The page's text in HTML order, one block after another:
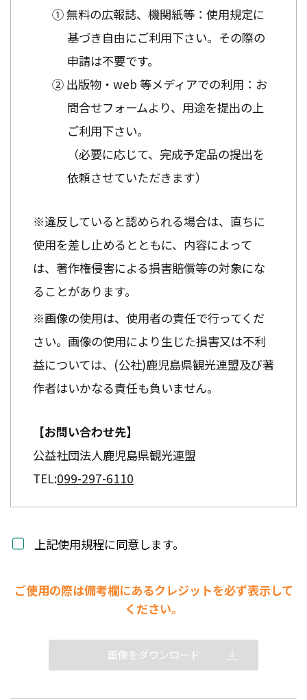
① 無料の広報誌、機関紙等：使用規定に
基づき自由にご利用下さい。その際の
申請は不要です。
② 出版物・web 等メディアでの利用：お
問合せフォームより、用途を提出の上
ご利用下さい。
（必要に応じて、完成予定品の提出を
依頼させていただきます）
※違反していると認められる場合は、直ちに
使用を差し止めるとともに、内容によって
は、著作権侵害による損害賠償等の対象にな
ることがあります。
※画像の使用は、使用者の責任で行ってくだ
さい。画像の使用により生じた損害又は不利
益については、(公社)鹿児島県観光連盟及び著
作者はいかなる責任も負いません。
【お問い合わせ先】
公益社団法人鹿児島県観光連盟
TEL:099-297-6110
上記使用規程に同意します。
ご使用の際は備考欄にあるクレジットを必ず表示して
ください。
画像をダウンロード